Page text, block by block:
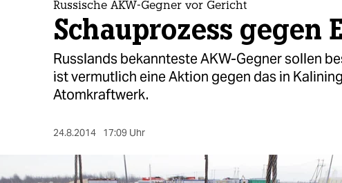
Russische AKW-Gegner vor Gericht
Schauprozess gegen
Russlands bekannteste AKW-Gegner sollen
ist vermutlich eine Aktion gegen das in
Atomkraftwerk.
24.8.2014 17:09 Uhr